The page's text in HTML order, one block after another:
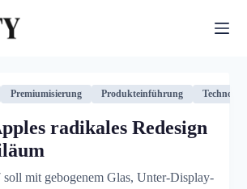
Premiumisierung Produkteinführung
radikales Redesign
soll mit gebogenem Glas, Unter-Display-